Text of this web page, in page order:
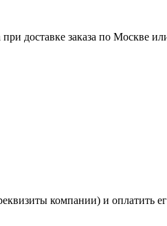
доставке заказа по Москве
компании) и оплатить